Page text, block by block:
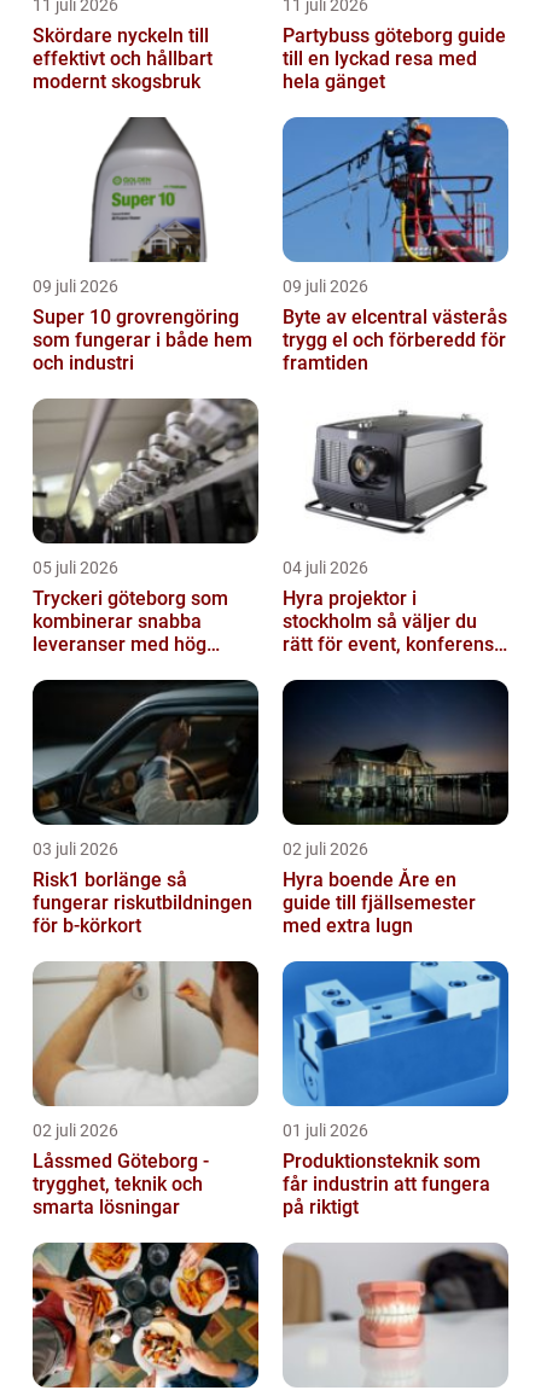
11 juli 2026
Skördare nyckeln till
effektivt och hållbart
modernt skogsbruk
11 juli 2026
Partybuss göteborg guide
till en lyckad resa med
hela gänget
09 juli 2026
Super 10 grovrengöring
som fungerar i både hem
och industri
09 juli 2026
Byte av elcentral västerås
trygg el och förberedd för
framtiden
05 juli 2026
Tryckeri göteborg som
kombinerar snabba
leveranser med hög
04 juli 2026
Hyra projektor i
stockholm så väljer du
rätt för event, konferens
03 juli 2026
Risk1 borlänge så
fungerar riskutbildningen
för b-körkort
02 juli 2026
Hyra boende Åre en
guide till fjällsemester
med extra lugn
02 juli 2026
Låssmed Göteborg -
trygghet, teknik och
smarta lösningar
01 juli 2026
Produktionsteknik som
får industrin att fungera
på riktigt